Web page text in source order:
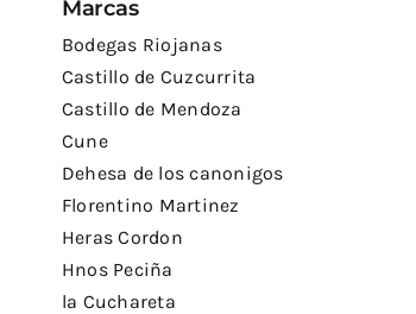
Marcas
Bodegas Riojanas
Castillo de Cuzcurrita
Castillo de Mendoza
Cune
Dehesa de los canonigos
Florentino Martinez
Heras Cordon
Hnos Peciña
la Cuchareta